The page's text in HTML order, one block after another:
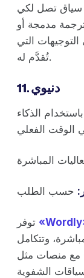
سياق تصل لكي
مدمجة أو
التي
تُقدَّم له.
11. دنيوي
الذكاء
وتتكامل
مع منصات مثل «Zoom» و«Microsoft Teams». وقد
الشفوية